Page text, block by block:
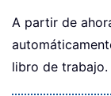
A partir de
libro de trabajo.